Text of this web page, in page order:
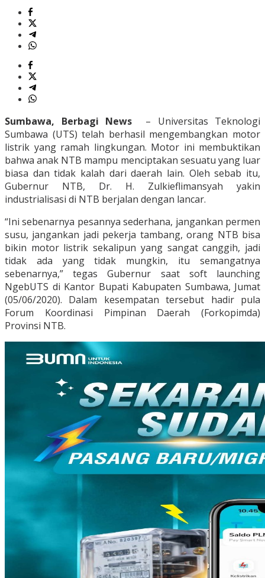
Sumbawa, Berbagi News
– Universitas Teknologi
Sumbawa (UTS) telah berhasil mengembangkan motor
listrik yang ramah lingkungan. Motor ini membuktikan
bahwa anak NTB mampu menciptakan sesuatu yang luar
biasa dan tidak kalah dari daerah lain. Oleh sebab itu,
Gubernur NTB, Dr. H. Zulkieflimansyah yakin
industrialisasi di NTB berjalan dengan lancar.
“Ini sebenarnya pesannya sederhana, jangankan permen
susu, jangankan jadi pekerja tambang, orang NTB bisa
bikin motor listrik sekalipun yang sangat canggih, jadi
tidak ada yang tidak mungkin, itu semangatnya
sebenarnya,” tegas Gubernur saat soft launching
NgebUTS di Kantor Bupati Kabupaten Sumbawa, Jumat
(05/06/2020). Dalam kesempatan tersebut hadir pula
Forum Koordinasi Pimpinan Daerah (Forkopimda)
Provinsi NTB.